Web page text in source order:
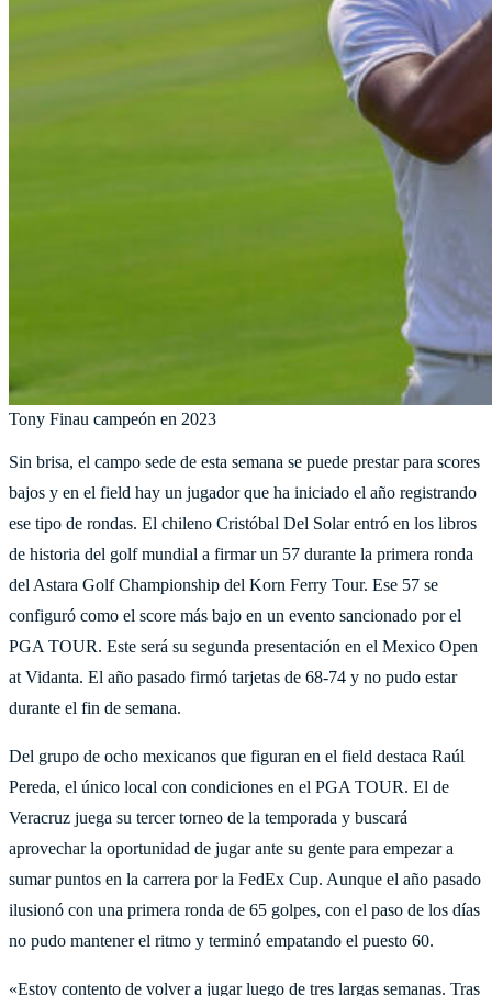
Tony Finau campeón en 2023
Sin brisa, el campo sede de esta semana se puede prestar para scores
bajos y en el field hay un jugador que ha iniciado el año registrando
ese tipo de rondas. El chileno Cristóbal Del Solar entró en los libros
de historia del golf mundial a firmar un 57 durante la primera ronda
del Astara Golf Championship del Korn Ferry Tour. Ese 57 se
configuró como el score más bajo en un evento sancionado por el
PGA TOUR. Este será su segunda presentación en el Mexico Open
at Vidanta. El año pasado firmó tarjetas de 68-74 y no pudo estar
durante el fin de semana.
Del grupo de ocho mexicanos que figuran en el field destaca Raúl
Pereda, el único local con condiciones en el PGA TOUR. El de
Veracruz juega su tercer torneo de la temporada y buscará
aprovechar la oportunidad de jugar ante su gente para empezar a
sumar puntos en la carrera por la FedEx Cup. Aunque el año pasado
ilusionó con una primera ronda de 65 golpes, con el paso de los días
no pudo mantener el ritmo y terminó empatando el puesto 60.
«Estoy contento de volver a jugar luego de tres largas semanas. Tras